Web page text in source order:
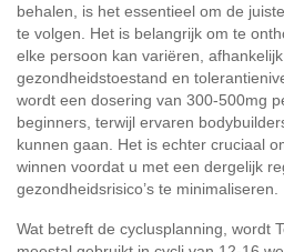
behalen, is het essentieel om de
te volgen. Het is belangrijk om te
elke persoon kan variëren,
gezondheidstoestand en
wordt een dosering van 300-500mg
beginners, terwijl ervaren
kunnen gaan. Het is echter cruciaal
winnen voordat u met een dergelijk
gezondheidsrisico’s te minimaliseren.
Wat betreft de cyclusplanning, wordt